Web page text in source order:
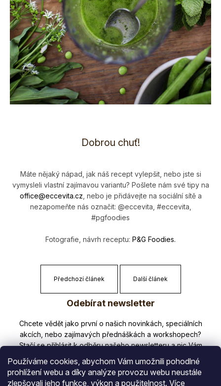
Používáme cookies, abychom Vám umožnili pohodlné
prohlížení webu a díky analýze provozu webu neustále
zlepšovali jeho funkce, výkon a použitelnost. Více
Dobrou chuť!
Máte nějaký nápad, jak náš recept vylepšit, nebo jste si
vymysleli vlastní zajímavou variantu? Pošlete nám své tipy na
office@eccevi­ta.cz , nebo je přidávejte na sociální sítě a
nezapomeňte nás označit: @eccevita, #eccevita,
#pgfoodies
Fotografie, návrh receptu: P&G Foodies.
Předchozí článek Další článek
a
Odebírat newsletter
Nezmeškejte žádné novinky či slevy!